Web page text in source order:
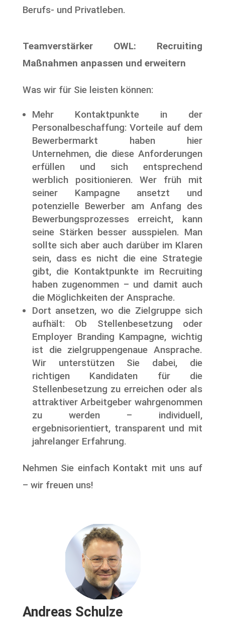
Berufs- und Privatleben.
Teamverstärker OWL: Recruiting
Maßnahmen anpassen und erweitern
Was wir für Sie leisten können:
Mehr Kontaktpunkte in der
Personalbeschaffung: Vorteile auf dem
Bewerbermarkt haben hier
Unternehmen, die diese Anforderungen
erfüllen und sich entsprechend
werblich positionieren. Wer früh mit
seiner Kampagne ansetzt und
potenzielle Bewerber am Anfang des
Bewerbungsprozesses erreicht, kann
seine Stärken besser ausspielen. Man
sollte sich aber auch darüber im Klaren
sein, dass es nicht die eine Strategie
gibt, die Kontaktpunkte im Recruiting
haben zugenommen – und damit auch
die Möglichkeiten der Ansprache.
Dort ansetzen, wo die Zielgruppe sich
aufhält: Ob Stellenbesetzung oder
Employer Branding Kampagne, wichtig
ist die zielgruppengenaue Ansprache.
Wir unterstützen Sie dabei, die
richtigen Kandidaten für die
Stellenbesetzung zu erreichen oder als
attraktiver Arbeitgeber wahrgenommen
zu werden – individuell,
ergebnisorientiert, transparent und mit
jahrelanger Erfahrung.
Nehmen Sie einfach Kontakt mit uns auf
– wir freuen uns!
Andreas Schulze